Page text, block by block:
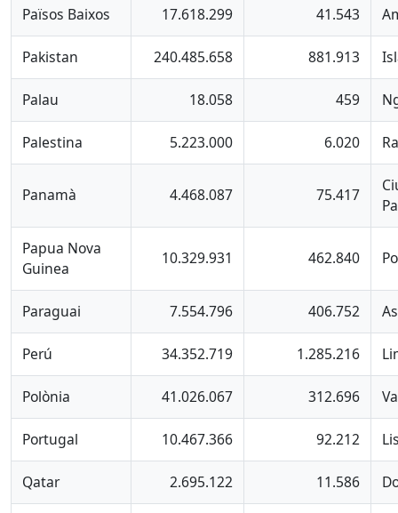
Països Baixos 17.618.299 41.543
Pakistan 240.485.658 881.913
Palau 18.058 459
Palestina 5.223.000 6.020
Panamà 4.468.087 75.417
Papua Nova
Guinea
10.329.931 462.840
Paraguai 7.554.796 406.752
Perú 34.352.719 1.285.216
Polònia 41.026.067 312.696
Portugal 10.467.366 92.212
Qatar 2.695.122 11.586